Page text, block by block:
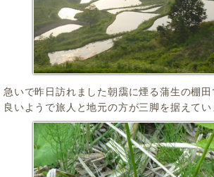
急いで昨日訪れました朝靄に煙る蒲生の棚
良いようで旅人と地元の方が三脚を据えてい